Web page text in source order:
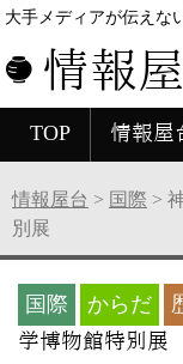
大手メディアが伝えな
情報
TOP 情報屋
情報屋台 > 国際 >
別展
国際 からだ
学博物館特別展